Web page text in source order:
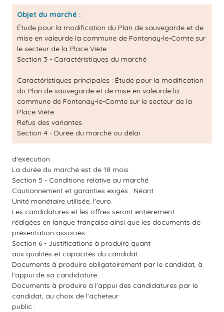
Objet du marché :
Étude pour la modification du Plan de sauvegarde et de
mise en valeurde la commune de Fontenay-le-Comte sur
le secteur de la Place Viète
Section 3 - Caractéristiques du marché
Caractéristiques principales : Étude pour la modification
du Plan de sauvegarde et de mise en valeurde la
commune de Fontenay-le-Comte sur le secteur de la
Place Viète
Refus des variantes.
Section 4 - Durée du marché ou délai
d'exécution
La durée du marché est de 18 mois.
Section 5 - Conditions relative au marché
Cautionnement et garanties exigés : Néant
Unité monétaire utilisée, l'euro.
Les candidatures et les offres seront entièrement
rédigées en langue française ainsi que les documents de
présentation associés.
Section 6 - Justifications à produire quant
aux qualités et capacités du candidat
Documents à produire obligatoirement par le candidat, à
l'appui de sa candidature :
Documents à produire à l'appui des candidatures par le
candidat, au choix de l'acheteur
public :